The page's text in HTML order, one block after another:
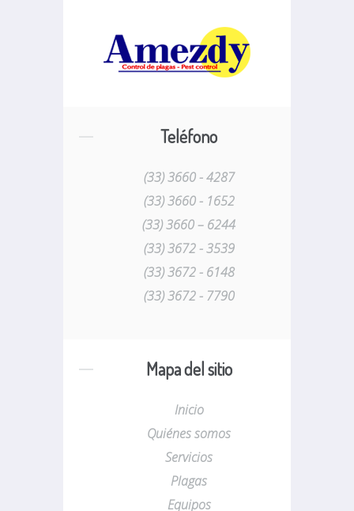
Teléfono
(33) 3660 - 4287
(33) 3660 - 1652
(33) 3660 – 6244
(33) 3672 - 3539
(33) 3672 - 6148
(33) 3672 - 7790
Mapa del sitio
Inicio
Quiénes somos
Servicios
Plagas
Equipos